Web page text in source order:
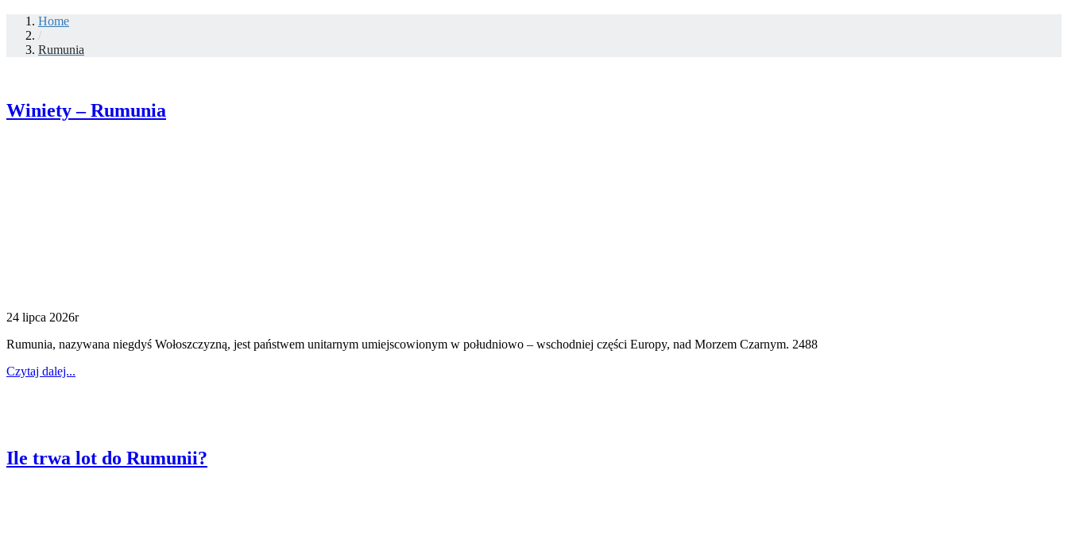
Home
/
Rumunia
Winiety – Rumunia
24 lipca 2026r
Rumunia, nazywana niegdyś Wołoszczyzną, jest państwem unitarnym umiejscowionym w południowo – wschodniej części Europy, nad Morzem Czarnym. 2488
Czytaj dalej...
Ile trwa lot do Rumunii?